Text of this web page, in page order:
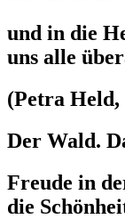
und in die
uns alle
(Petra Held,
Der Wald.
Freude in
die